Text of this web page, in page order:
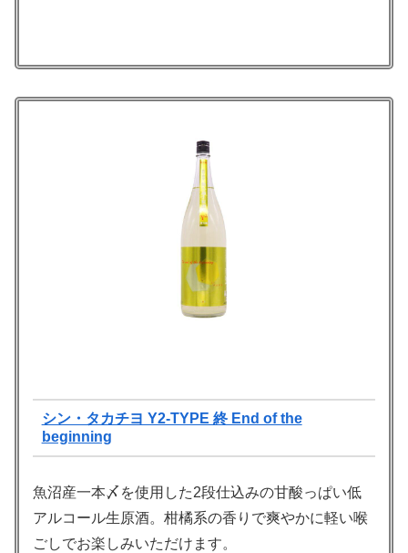
シン・タカチヨ Y2-TYPE 終 End of the
beginning
魚沼産一本〆を使用した2段仕込みの甘酸っぱい低
アルコール生原酒。柑橘系の香りで爽やかに軽い喉
ごしでお楽しみいただけます。